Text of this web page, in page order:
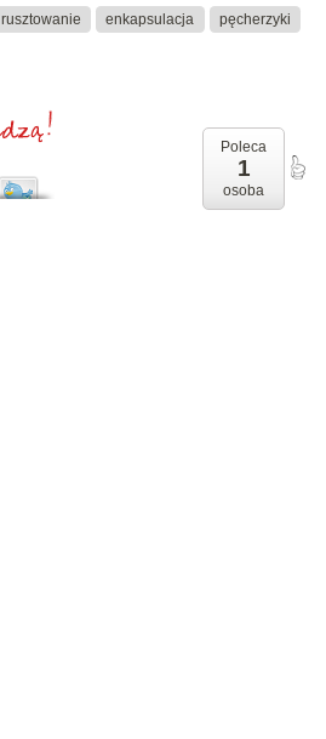
rusztowanie enkapsulacja pęcherzyki
Poleca
1
osoba